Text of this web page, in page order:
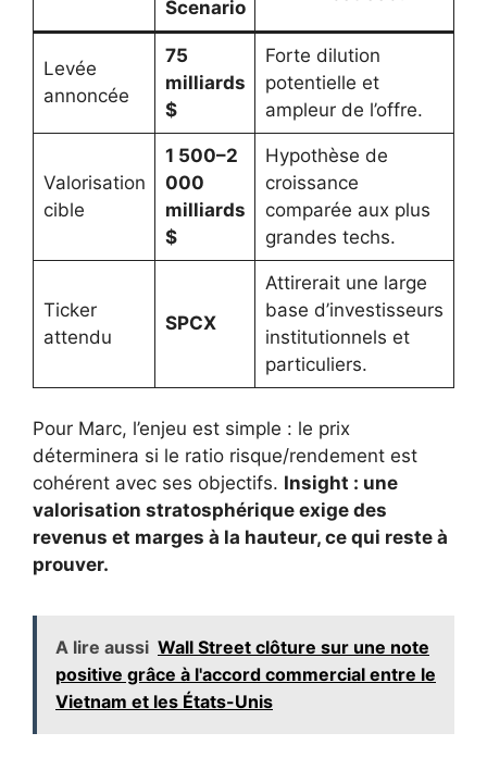
Scenario
Levée
annoncée
75
milliards
$
Forte dilution
potentielle et
ampleur de l’offre.
Valorisation
cible
1 500–2
000
milliards
$
Hypothèse de
croissance
comparée aux plus
grandes techs.
Ticker
attendu
SPCX
Attirerait une large
base d’investisseurs
institutionnels et
particuliers.
Pour Marc, l’enjeu est simple : le prix
déterminera si le ratio risque/rendement est
cohérent avec ses objectifs. Insight : une
valorisation stratosphérique exige des
revenus et marges à la hauteur, ce qui reste à
prouver.
A lire aussi Wall Street clôture sur une note
positive grâce à l'accord commercial entre le
Vietnam et les États-Unis